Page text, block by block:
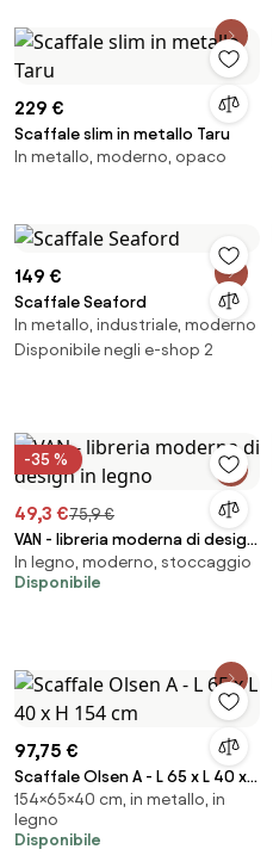
229 €
Scaffale slim in metallo Taru
In metallo, moderno, opaco
149 €
Scaffale Seaford
In metallo, industriale, moderno
Disponibile negli e-shop 2
-35 %
49,3 €75,9 €
VAN - libreria moderna di design
in legno
In legno, moderno, stoccaggio
Disponibile
97,75 €
Scaffale Olsen A - L 65 x L 40 x H
154 cm
154×65×40 cm, in metallo, in
legno
Disponibile